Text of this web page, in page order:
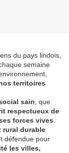
du pays lindois,
semaine
territoires
sain , que
respectueux de
forces vives
rural durable
défendue pour
les villes,